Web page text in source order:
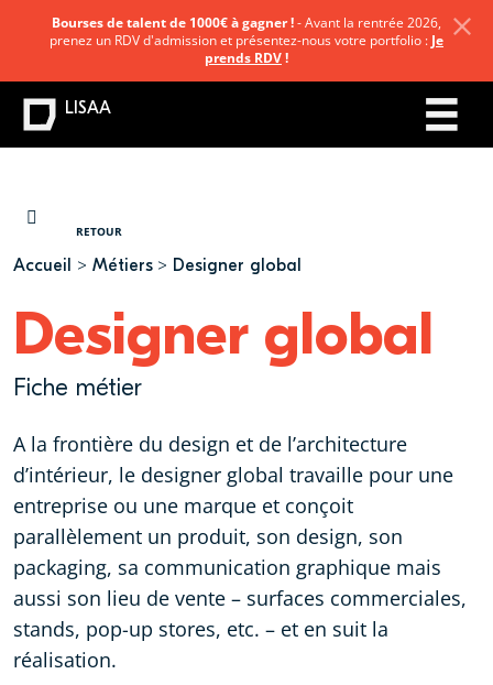
RETOUR
Accueil Métiers Designer global
Designer global
Fiche métier
A la frontière du design et de l’architecture
d’intérieur, le designer global travaille pour une
entreprise ou une marque et conçoit
parallèlement un produit, son design, son
packaging, sa communication graphique mais
aussi son lieu de vente – surfaces commerciales,
stands, pop-up stores, etc. – et en suit la
réalisation.
Bourses de talent de 1000€ à gagner !- Avant la rentrée 2026,
prenez un RDV d'admission et présentez-nous votre portfolio : Je
prends RDV!
LISAA